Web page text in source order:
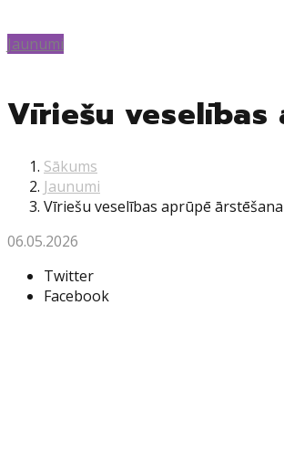
Jaunumi
Vīriešu
Sākums
Jaunumi
Vīriešu veselības aprūpē
06.05.2026
Twitter
Facebook